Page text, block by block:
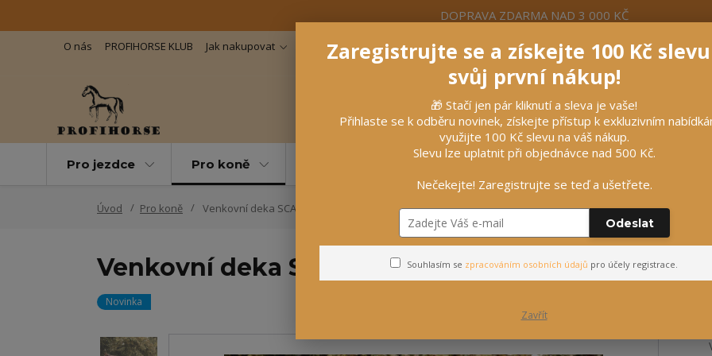
DOPRAVA ZDARMA NAD 3 000 KČ
O nás PROFIHORSE KLUB Jak nakupovat Důležité informace Více Nevíte si rady? Zavolejte. +420
Pro jezdce Pro koně Vybavení stájí
Úvod Pro koně Venkovní deka SCANDIC Waldhausen
Venkovní deka SCANDIC Waldhausen
Novinka
Zaregistrujte se a získejte 100 Kč
svůj první nákup!
🎁 Stačí jen pár kliknutí a sleva je vaše!
Přihlaste se k odběru novinek, získejte přístup k exkluzivním
využijte 100 Kč slevu na váš nákup.
Slevu lze uplatnit při objednávce nad 500 Kč.
Nečekejte! Zaregistrujte se teď a ušetřete.
Odeslat
Souhlasím se zpracováním osobních údajů pro účely registrace.
Zavřít